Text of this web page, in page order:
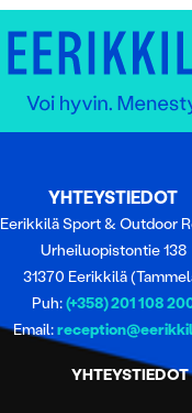
YHTEYSTIEDOT
Eerikkilä Sport & Outdoor
Urheiluopistontie 138
31370 Eerikkilä
Puh:(+358) 201 108
Email:
YHTEYSTIEDOT